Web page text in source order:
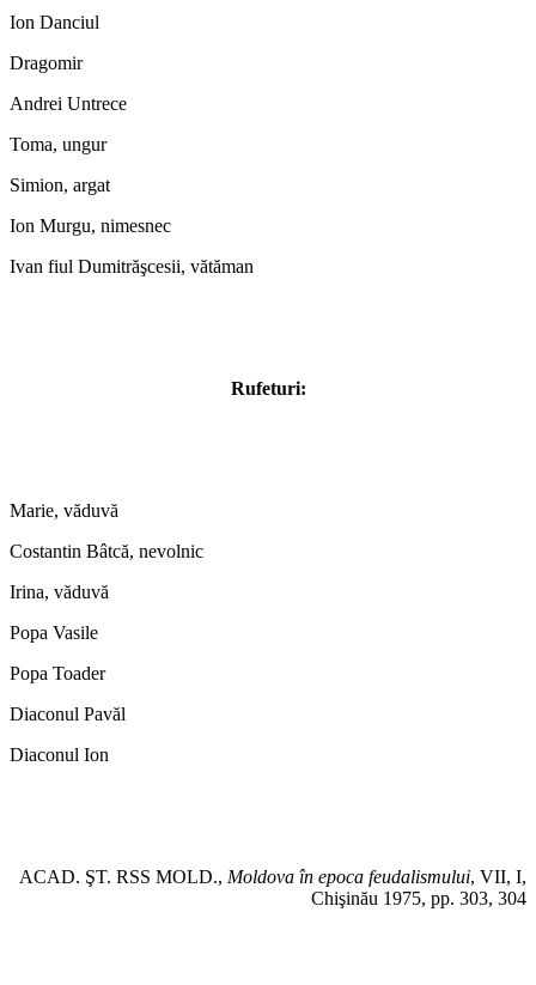
Ion Danciul
Dragomir
Andrei Untrece
Toma, ungur
Simion, argat
Ion Murgu, nimesnec
Ivan fiul Dumitrăşcesii, vătăman
Rufeturi:
Marie, văduvă
Costantin Bâtcă, nevolnic
Irina, văduvă
Popa Vasile
Popa Toader
Diaconul Pavăl
Diaconul Ion
ACAD. ŞT. RSS MOLD., Moldova în epoca feudalismului, VII, I,
Chişinău 1975, pp. 303, 304